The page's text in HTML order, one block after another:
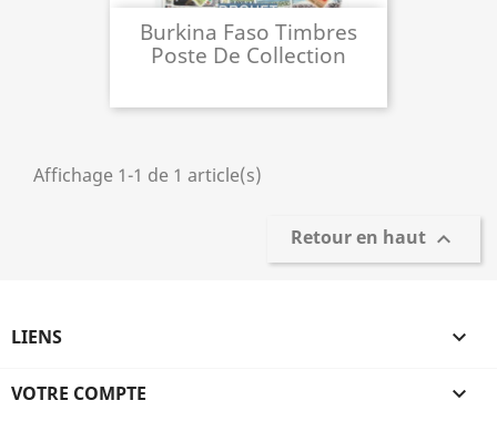
Burkina Faso Timbres
Poste De Collection
Affichage 1-1 de 1 article(s)
Retour en haut 
LIENS 
VOTRE COMPTE 